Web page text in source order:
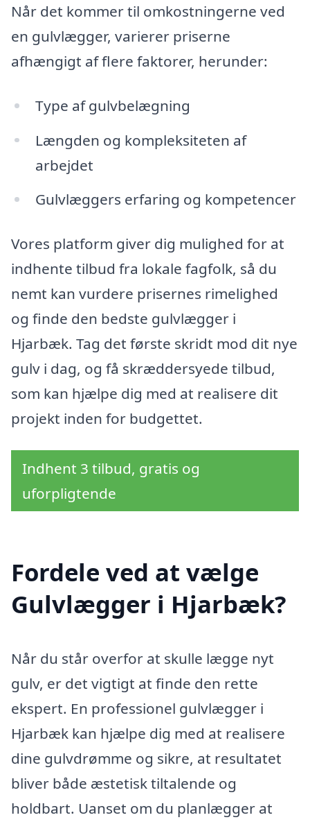
Når det kommer til omkostningerne ved
en gulvlægger, varierer priserne
afhængigt af flere faktorer, herunder:
Type af gulvbelægning
Længden og kompleksiteten af
arbejdet
Gulvlæggers erfaring og kompetencer
Vores platform giver dig mulighed for at
indhente tilbud fra lokale fagfolk, så du
nemt kan vurdere prisernes rimelighed
og finde den bedste gulvlægger i
Hjarbæk. Tag det første skridt mod dit nye
gulv i dag, og få skræddersyede tilbud,
som kan hjælpe dig med at realisere dit
projekt inden for budgettet.
Indhent 3 tilbud, gratis og
uforpligtende
Fordele ved at vælge
Gulvlægger i Hjarbæk?
Når du står overfor at skulle lægge nyt
gulv, er det vigtigt at finde den rette
ekspert. En professionel gulvlægger i
Hjarbæk kan hjælpe dig med at realisere
dine gulvdrømme og sikre, at resultatet
bliver både æstetisk tiltalende og
holdbart. Uanset om du planlægger at